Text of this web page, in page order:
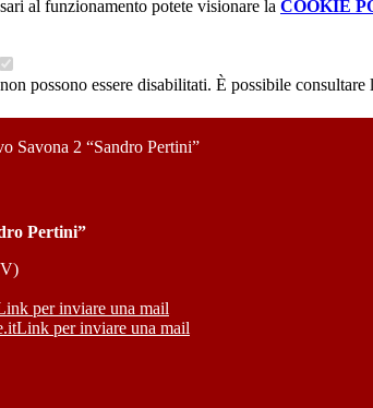
al funzionamento potete visionare la COOKIE
possono essere disabilitati. È possibile
Savona 2 “Sandro Pertini”
Pertini”
per inviare una mail
Link per inviare una mail